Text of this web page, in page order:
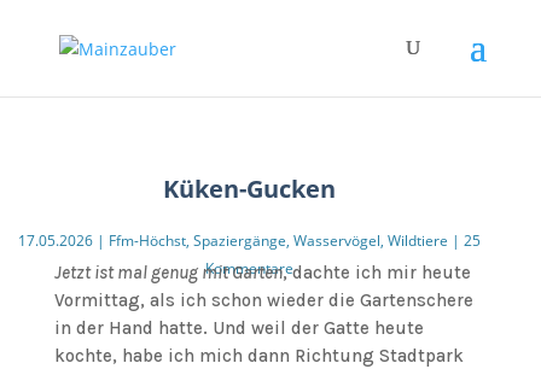
Küken-Gucken
17.05.2026| Ffm-Höchst, Spaziergänge, Wasservögel, Wildtiere | 25
Kommentare
Jetzt ist mal genug mit Garten, dachte ich mir heute
Vormittag, als ich schon wieder die Gartenschere
in der Hand hatte. Und weil der Gatte heute
kochte, habe ich mich dann Richtung Stadtpark